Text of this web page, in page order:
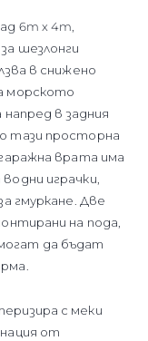
6m x 4m,
шезлонги
в снижено
морското
в задния
тази просторна
врата има
играчки,
гмуркане. Две
на пода,
да бъдат
с меки
от